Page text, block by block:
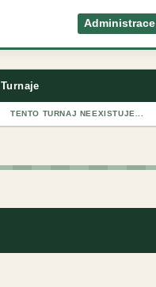
Administrace
Turnaje
TENTO TURNAJ NEEXISTUJE...